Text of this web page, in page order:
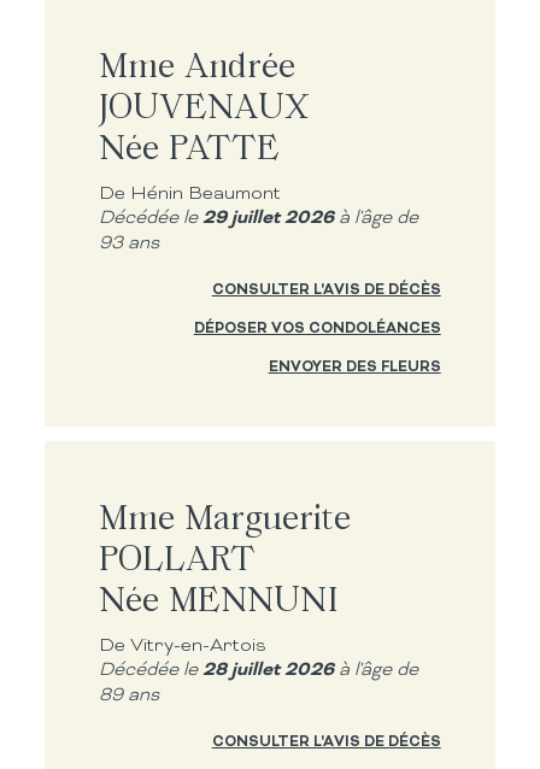
Mme Andrée
JOUVENAUX
Née PATTE
De Hénin Beaumont
Décédée le29 juillet 2026à l'âge de
93 ans
CONSULTER L'AVIS DE DÉCÈS
DÉPOSER VOS CONDOLÉANCES
ENVOYER DES FLEURS
Mme Marguerite
POLLART
Née MENNUNI
De Vitry-en-Artois
Décédée le28 juillet 2026à l'âge de
89 ans
CONSULTER L'AVIS DE DÉCÈS